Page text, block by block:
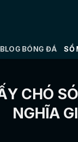
BLOG BÓNG ĐÁ SỔ
CHÓ
NGHĨA